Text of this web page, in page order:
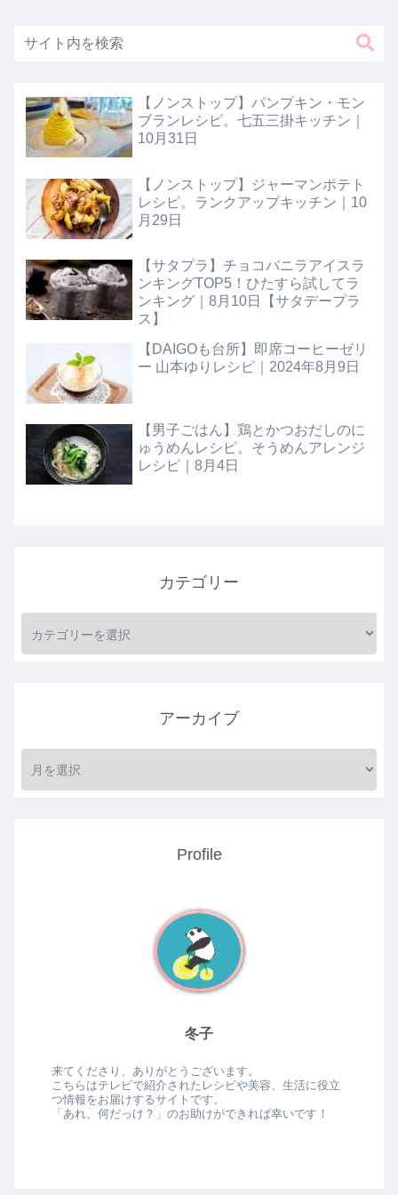
【ノンストップ】パンプキン・モン
ブランレシピ。七五三掛キッチン｜
10月31日
【ノンストップ】ジャーマンポテト
レシピ。ランクアップキッチン｜10
月29日
【サタプラ】チョコバニラアイスラ
ンキングTOP5！ひたすら試してラ
ンキング｜8月10日【サタデープラ
ス】
【DAIGOも台所】即席コーヒーゼリ
ー 山本ゆりレシピ｜2024年8月9日
【男子ごはん】鶏とかつおだしのに
ゅうめんレシピ。そうめんアレンジ
レシピ｜8月4日
カテゴリー
アーカイブ
Profile
冬子
来てくださり、ありがとうございます。
こちらはテレビで紹介されたレシピや美容、生活に役立
つ情報をお届けするサイトです。
「あれ、何だっけ？」のお助けができれば幸いです！